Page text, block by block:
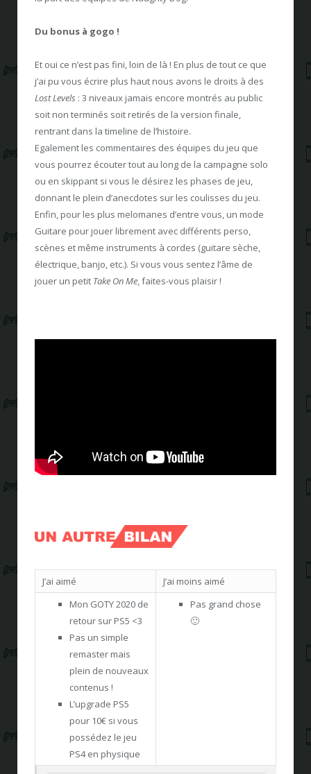
Du bonus à gogo !
Et oui ce n’est pas fini, loin de là ! En plus de tout ce que
j’ai pu vous écrire plus haut nous avons le droits à des
Lost Levels : 3 niveaux jamais encore montrés au public
soit non terminés soit retirés de la version finale,
rentrant dans la timeline de l’histoire.
Egalement les commentaires des équipes du jeu que
vous pourrez écouter tout au long de la campagne solo
ou en skippant si vous le désirez les phases de jeu,
donnant le plein d’anecdotes sur les coulisses du jeu.
Enfin, pour les plus melomanes d’entre vous, un mode
Guitare pour jouer librement avec différents perso,
scènes et même instruments à cordes (guitare sèche,
électrique, banjo, etc.). Si vous vous sentez l’âme de
jouer un petit Take On Me, faites-vous plaisir !
J’ai aimé
J’ai moins aimé
Mon GOTY 2020 de
retour sur PS5 <3
Pas un simple
remaster mais
plein de nouveaux
contenus !
L’upgrade PS5
pour 10€ si vous
possédez le jeu
PS4 en physique
Pas grand chose
🙂